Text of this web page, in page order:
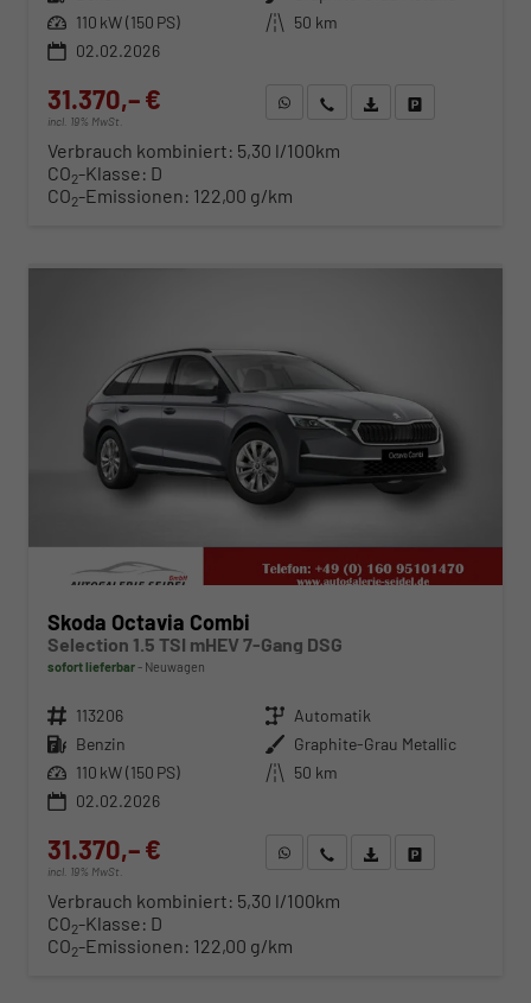
Leistung 110 kW (150 PS) Kilometerstand 50 km
02.02.2026
31.370,– €
incl. 19% MwSt.
WhatsApp anfragen
Wir rufen Sie anFahrzeugexposé (PDF)
Verbrauch kombiniert: 5,30 l/100km
CO2-Klasse: D
CO2-Emissionen: 122,00 g/km
Skoda Octavia Combi
Selection 1.5 TSI mHEV 7-Gang DSG
sofort lieferbar Neuwagen
Fahrzeugnr. 113206 Getriebe Automatik
Kraftstoff Benzin Außenfarbe Graphite-Grau Metallic
Leistung 110 kW (150 PS) Kilometerstand 50 km
02.02.2026
31.370,– €
incl. 19% MwSt.
WhatsApp anfragen
Wir rufen Sie anFahrzeugexposé (PDF)
Verbrauch kombiniert: 5,30 l/100km
CO2-Klasse: D
CO2-Emissionen: 122,00 g/km